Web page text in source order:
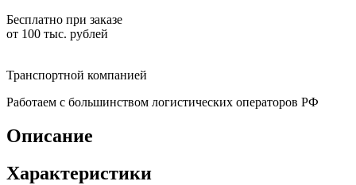
Бесплатно при заказе
от 100 тыс. рублей
Транспортной компанией
Работаем с большинством логистических операторов РФ
Описание
Характеристики